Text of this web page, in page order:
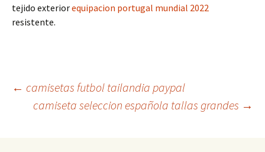
tejido exteriorequipacion portugal mundial 2022
resistente.
Navegación
← camisetas futbol tailandia paypal
camiseta seleccion española tallas grandes →